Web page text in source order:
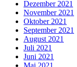
Dezember 2021
November 2021
Oktober 2021
September 2021
August 2021
Juli 2021
Juni 2021
Mai 2021